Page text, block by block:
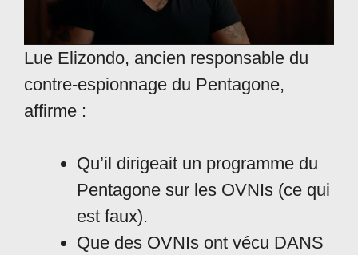
Lue Elizondo, ancien responsable du
contre-espionnage du Pentagone,
affirme :
Qu’il dirigeait un programme du
Pentagone sur les OVNIs (ce qui
est faux).
Que des OVNIs ont vécu DANS